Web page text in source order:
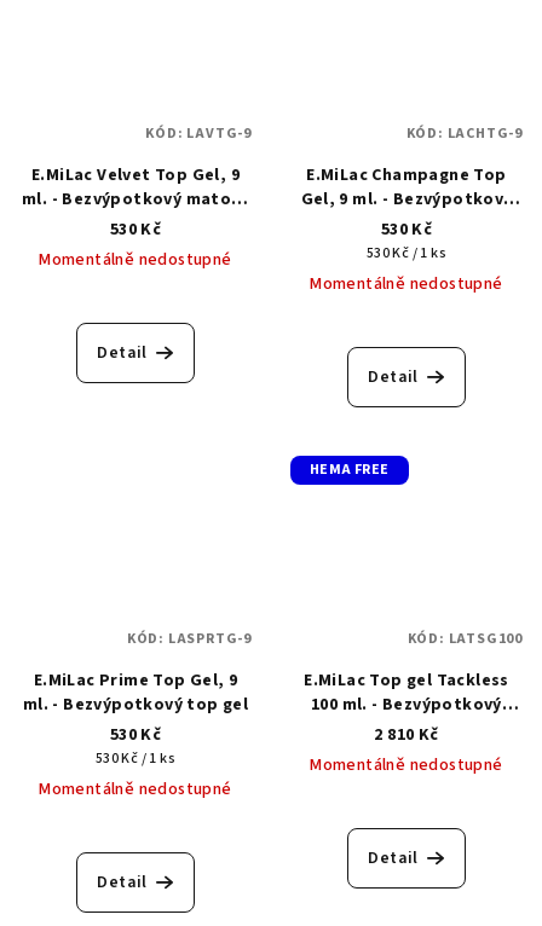
E.MiLac Velvet Top Gel, 9
ml. - Bezvýpotkový matový
vrchní top gel
530 Kč
Momentálně nedostupné
Detail
KÓD: LAVTG-9
E.MiLac Champagne Top
Gel, 9 ml. - Bezvýpotkový
vrchní top gel se zlatým
chimmerem
530 Kč
Měrná
cena:
530 Kč / 1 ks
Momentálně nedostupné
Detail
KÓD: LACHTG-9
E.MiLac Prime Top Gel, 9
ml. - Bezvýpotkový top gel
530 Kč
Měrná
cena:
530 Kč / 1 ks
Momentálně nedostupné
Detail
KÓD: LASPRTG-9
HEMA FREE
E.MiLac Top gel Tackless
100 ml. - Bezvýpotkový
vrchní top gel
2 810 Kč
Momentálně nedostupné
Detail
KÓD: LATSG100